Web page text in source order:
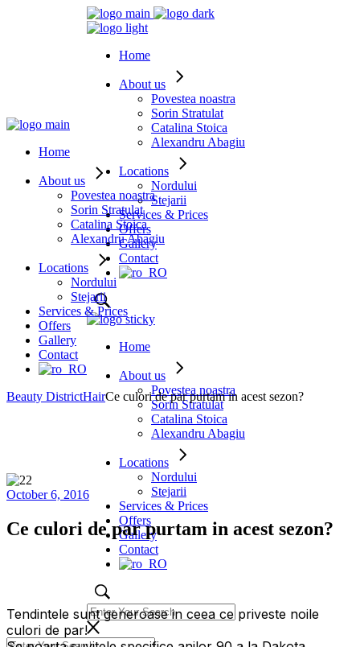
Home
About us
Povestea noastra
Sorin Stratulat
Catalina Stoica
Alexandru Abagiu
Locations
Nordului
Stejarii
Services & Prices
Offers
Gallery
Contact
Home
About us
Povestea noastra
Sorin Stratulat
Catalina Stoica
Alexandru Abagiu
Locations
Nordului
Stejarii
Services & Prices
Offers
Gallery
Contact
Home
About us
Povestea noastra
Sorin Stratulat
Catalina Stoica
Alexandru Abagiu
Locations
Nordului
Stejarii
Services & Prices
Offers
Gallery
Contact
Beauty DistrictHairCe culori de par purtam in acest sezon?
October 6, 2016
Ce culori de par purtam in acest sezon?
Tendintele sunt generoase in ceea ce priveste noile
culori de par!